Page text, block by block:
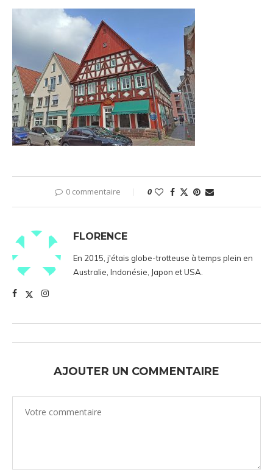
0 commentaire 0
FLORENCE
En 2015, j'étais globe-trotteuse à temps plein en
Australie, Indonésie, Japon et USA.
AJOUTER UN COMMENTAIRE